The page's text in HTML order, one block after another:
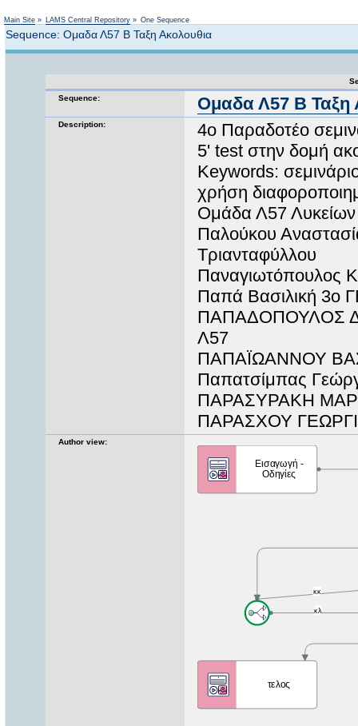
Main Site » LAMS Central Repository » One Sequence
Sequence: Ομαδα Λ57 Β Ταξη Ακολουθια
Sequence:
Ομαδα Λ57 Β Ταξη
Description:
4o Παραδοτέο
5' test στην δομή
Keywords:
χρήση
Ομάδα Λ57 Λυκείων
Παλούκου
Τριανταφύλλου
Παπά Βασιλική
ΠΑΠΑΔΟΠΟΥΛΟΣ
Λ57
ΠΑΠΑΪΩΑΝΝΟΥ
Παπατσίμπας
ΠΑΡΑΣΥΡΑΚΗ
ΠΑΡΑΣΧΟΥ
Author view: